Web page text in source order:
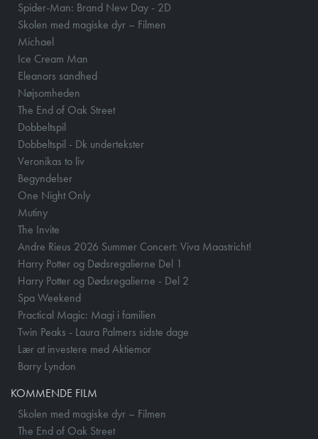
Spider-Man: Brand New Day - 2D
Skolen med magiske dyr – Filmen
Michael
Ice Cream Man
Eleanors sandhed
Nøjsomheden
The End of Oak Street
Dobbeltspil
Dobbeltspil - Dk undertekster
Veronikas to liv
Begyndelser
One Night Only
Mutiny
The Invite
Andre Rieus 2026 Summer Concert: Viva Maastricht!
Harry Potter og Dødsregalierne Del 1
Harry Potter og Dødsregalierne - Del 2
Spa Weekend
Practical Magic: Magi i familien
Twin Peaks - Laura Palmers sidste dage
Lær at investere med Aktiemor
Barry Lyndon
KOMMENDE FILM
Skolen med magiske dyr – Filmen
The End of Oak Street